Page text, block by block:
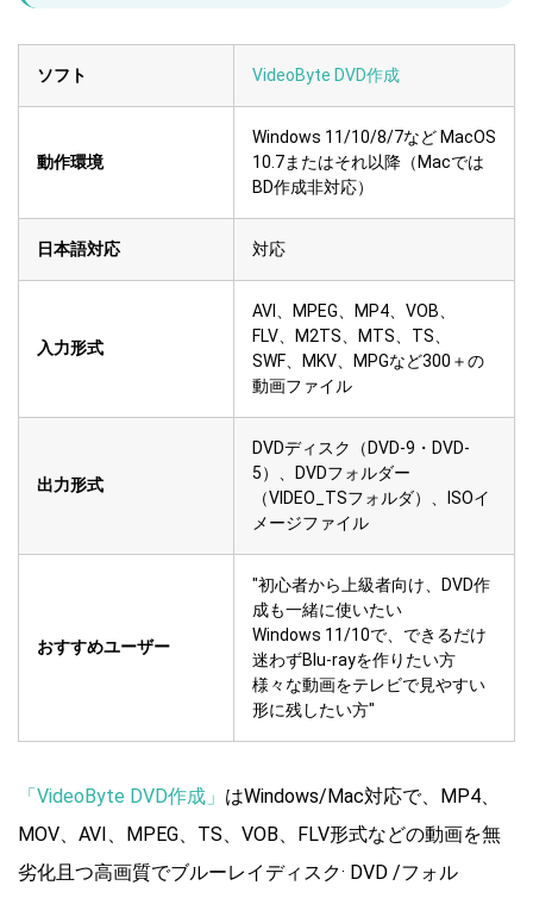
ソフト VideoByte DVD作成
動作環境
Windows 11/10/8/7など MacOS
10.7またはそれ以降（Macでは
BD作成非対応）
日本語対応 対応
入力形式
AVI、MPEG、MP4、VOB、
FLV、M2TS、MTS、TS、
SWF、MKV、MPGなど300＋の
動画ファイル
出力形式
DVDディスク（DVD-9・DVD-
5）、DVDフォルダー
（VIDEO_TSフォルダ）、ISOイ
メージファイル
おすすめユーザー
"初心者から上級者向け、DVD作
成も一緒に使いたい
Windows 11/10で、できるだけ
迷わずBlu-rayを作りたい方
様々な動画をテレビで見やすい
形に残したい方"
「VideoByte DVD作成」 はWindows/Mac対応で、MP4、
MOV、AVI、MPEG、TS、VOB、FLV形式などの動画を無
劣化且つ高画質でブルーレイディスク· DVD /フォル